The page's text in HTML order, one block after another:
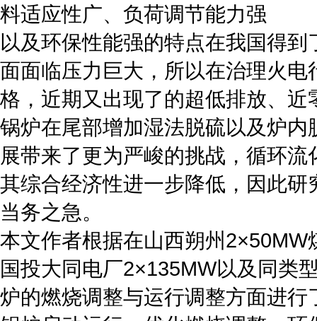
料适应性广、负荷调节能力强
以及环保性能强的特点在我国得
面面临压力巨大，所以在治理火
格，近期又出现了的超低排放、
锅炉在尾部增加湿法脱硫以及炉
展带来了更为严峻的挑战，循环
其综合经济性进一步降低，因此
当务之急。
本文作者根据在山西朔州
国投大同电厂2×135MW以及同类
炉的燃烧调整与运行调整方面进